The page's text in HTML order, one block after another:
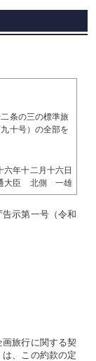
条の三の標準旅
十号）の全部を
六年十二月十六日
大臣 北側 一雄
示第一号（令和
旅行に関する契
、この約款の定